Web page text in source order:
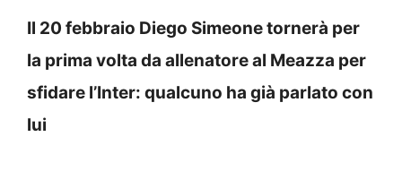
Il 20 febbraio Diego Simeone tornerà per
la prima volta da allenatore al Meazza per
sfidare l’Inter: qualcuno ha già parlato con
lui